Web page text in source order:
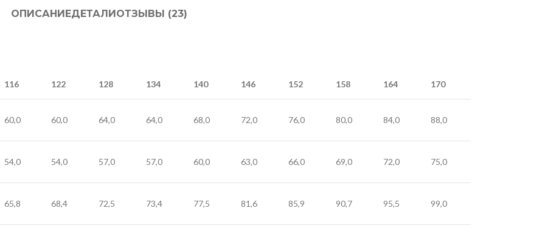
ОПИСАНИЕДЕТАЛИ ОТЗЫВЫ (23)
116 122 128 134 140 146 152 158 164 170
60,0 60,0 64,0 64,0 68,0 72,0 76,0 80,0 84,0 88,0
54,0 54,0 57,0 57,0 60,0 63,0 66,0 69,0 72,0 75,0
65,8 68,4 72,5 73,4 77,5 81,6 85,9 90,7 95,5 99,0